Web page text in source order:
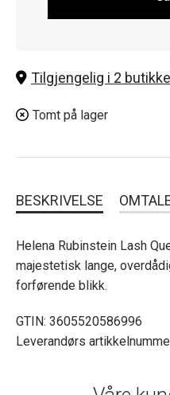
Tilgjengelig i 2
Tomt på lager
BESKRIVELSE
Helena Rubinstein Lash
majestetisk lange,
forførende blikk.
GTIN: 3605520586996
Leverandørs